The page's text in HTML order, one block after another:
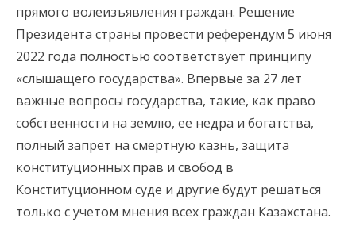
прямого волеизъявления граждан. Решение
Президента страны провести референдум 5 июня
2022 года полностью соответствует принципу
«слышащего государства». Впервые за 27 лет
важные вопросы государства, такие, как право
собственности на землю, ее недра и богатства,
полный запрет на смертную казнь, защита
конституционных прав и свобод в
Конституционном суде и другие будут решаться
только с учетом мнения всех граждан Казахстана.